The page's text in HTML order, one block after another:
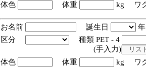
体色
体重 kg ワ
お名前 誕生日
区分
種類 PET - 4
(手入力)
体色
体重 kg ワ